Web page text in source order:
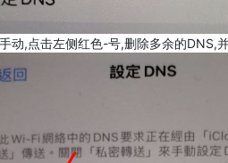
动,点击左侧红色-号,删除多余的DNS,